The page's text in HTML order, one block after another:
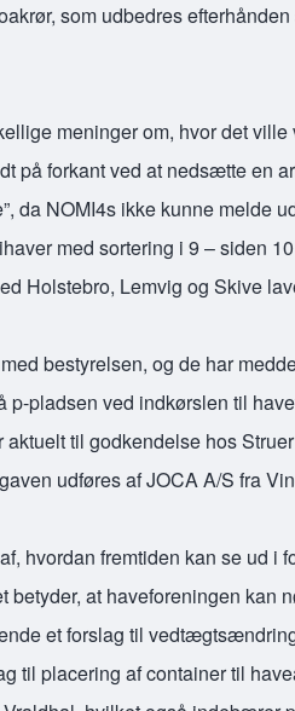
som udbedres
meninger om, hvor det
på forkant ved at nedsætte en
da NOMI4s ikke kunne melde
med sortering i 9 – siden
Holstebro, Lemvig og Skive
bestyrelsen, og de har
p-pladsen ved indkørslen til
til godkendelse hos
udføres af JOCA A/S fra
hvordan fremtiden kan se ud
betyder, at haveforeningen
et forslag til
til placering af container til